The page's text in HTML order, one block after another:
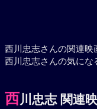
西川忠志さんの関連映
西川忠志さんの気にな
西川忠志 関連